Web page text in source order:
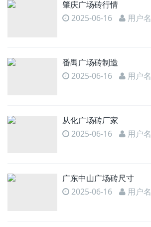
肇庆广场砖行情
2025-06-16 用户名
番禺广场砖制造
2025-06-16 用户名
从化广场砖厂家
2025-06-16 用户名
广东中山广场砖尺寸
2025-06-16 用户名